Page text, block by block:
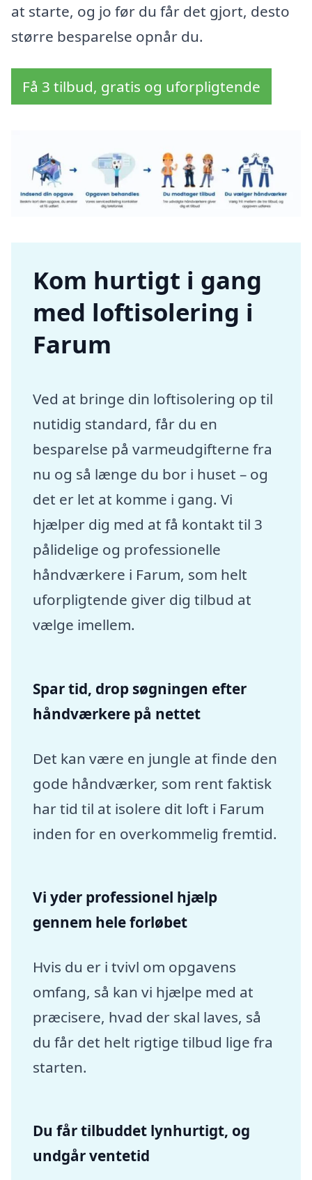
at starte, og jo før du får det gjort, desto
større besparelse opnår du.
Få 3 tilbud, gratis og uforpligtende
Kom hurtigt i gang
med loftisolering i
Farum
Ved at bringe din loftisolering op til
nutidig standard, får du en
besparelse på varmeudgifterne fra
nu og så længe du bor i huset – og
det er let at komme i gang. Vi
hjælper dig med at få kontakt til 3
pålidelige og professionelle
håndværkere i Farum, som helt
uforpligtende giver dig tilbud at
vælge imellem.
Spar tid, drop søgningen efter
håndværkere på nettet
Det kan være en jungle at finde den
gode håndværker, som rent faktisk
har tid til at isolere dit loft i Farum
inden for en overkommelig fremtid.
Vi yder professionel hjælp
gennem hele forløbet
Hvis du er i tvivl om opgavens
omfang, så kan vi hjælpe med at
præcisere, hvad der skal laves, så
du får det helt rigtige tilbud lige fra
starten.
Du får tilbuddet lynhurtigt, og
undgår ventetid